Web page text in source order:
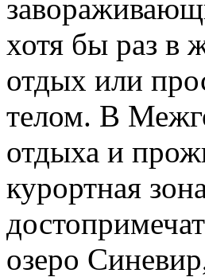
хотя бы раз в
отдых или
телом. В
отдыха и
курортная
озеро